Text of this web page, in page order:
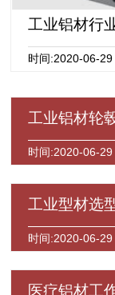
工业铝材行
时间:2020-06-29
工业铝材轮
时间:2020-06-29
工业型材选
时间:2020-06-29
医疗铝材工